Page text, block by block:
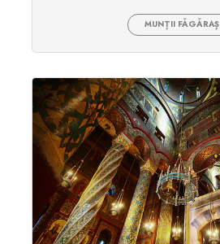
MUNȚII FĂGĂRAȘ